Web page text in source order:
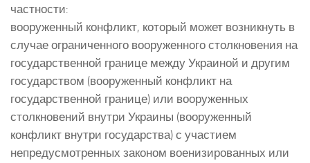
частности:
вооруженный конфликт, который может возникнуть в
случае ограниченного вооруженного столкновения на
государственной границе между Украиной и другим
государством (вооруженный конфликт на
государственной границе) или вооруженных
столкновений внутри Украины (вооруженный
конфликт внутри государства) с участием
непредусмотренных законом военизированных или